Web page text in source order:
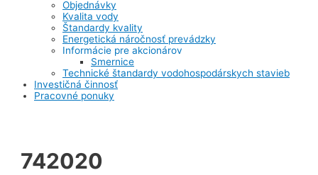
Objednávky
Kvalita vody
Štandardy kvality
Energetická náročnosť prevádzky
Informácie pre akcionárov
Smernice
Technické štandardy vodohospodárskych stavieb
Investičná činnosť
Pracovné ponuky
742020